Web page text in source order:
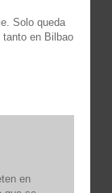
Solo queda
en Bilbao
en